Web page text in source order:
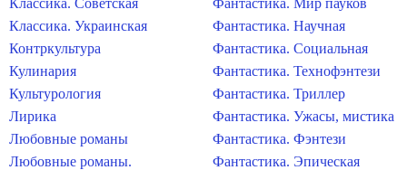
Классика. Советская
Классика. Украинская
Контркультура
Кулинария
Культурология
Лирика
Любовные романы
Любовные романы.
Фантастика. Мир пауков
Фантастика. Научная
Фантастика. Социальная
Фантастика. Технофэнтези
Фантастика. Триллер
Фантастика. Ужасы, мистика
Фантастика. Фэнтези
Фантастика. Эпическая